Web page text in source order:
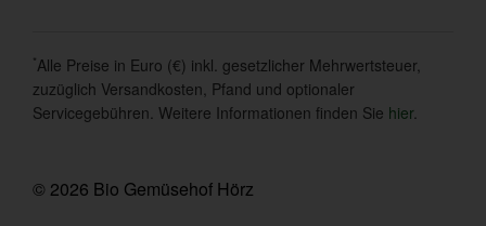
*Alle Preise in Euro (€) inkl. gesetzlicher Mehrwertsteuer,
zuzüglich Versandkosten, Pfand und optionaler
Servicegebühren. Weitere Informationen finden Sie hier
© 2026 Bio Gemüsehof Hörz